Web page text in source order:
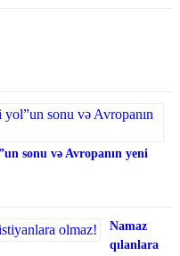
sonu və Avropanın yeni
Namaz
qılanlara